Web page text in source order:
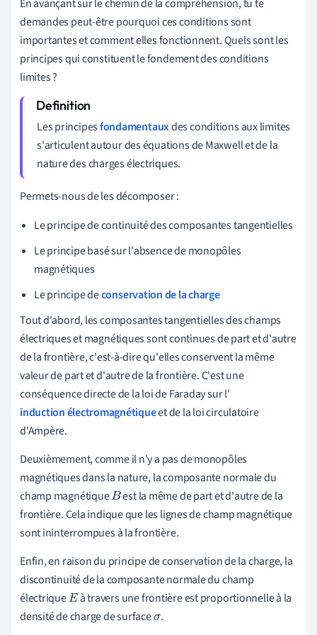
En avançant sur le chemin de la compréhension, tu te
demandes peut-être pourquoi ces conditions sont
importantes et comment elles fonctionnent. Quels sont les
principes qui constituent le fondement des conditions
limites ?
Les principesfondamentauxdes conditions aux limites
s'articulent autour des équations de Maxwell et de la
nature des charges électriques.
Permets-nous de les décomposer :
Le principe de continuité des composantes tangentielles
Le principe basé sur l'absence de monopôles
magnétiques
Le principe deconservation de la charge
Tout d'abord, les composantes tangentielles des champs
électriques et magnétiques sont continues de part et d'autre
de la frontière, c'est-à-dire qu'elles conservent la même
valeur de part et d'autre de la frontière. C'est une
conséquence directe de la loi de Faraday sur l'
induction électromagnétiqueet de la loi circulatoire
d'Ampère.
Deuxièmement, comme il n'y a pas de monopôles
magnétiques dans la nature, la composante normale du
champ magnétiqueB est la même de part et d'autre de la
frontière. Cela indique que les lignes de champ magnétique
sont ininterrompues à la frontière.
Enfin, en raison du principe de conservation de la charge, la
discontinuité de la composante normale du champ
électriqueE à travers une frontière est proportionnelle à la
densité de charge de surfaceσ.